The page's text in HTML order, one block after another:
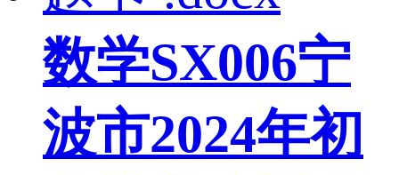
数学SX006宁
波市2024年初